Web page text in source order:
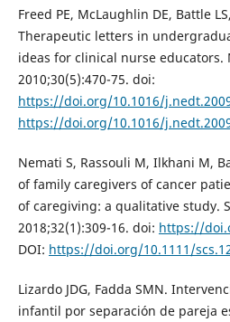
Freed PE, McLaughlin DE, Battle
Therapeutic letters in
ideas for clinical nurse educators.
2010;30(5):470-75. doi:
https://doi.org/10.1016/
https://doi.org/10.1016/
Nemati S, Rassouli M, Ilkhani M,
of family caregivers of cancer
of caregiving: a qualitative study.
2018;32(1):309-16. doi: https://
DOI: https://doi.org/10.1111/
Lizardo JDG, Fadda SMN.
infantil por separación de pareja